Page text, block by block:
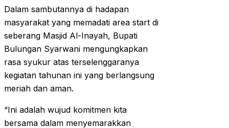
Dalam sambutannya di hadapan
masyarakat yang memadati area start di
seberang Masjid Al-Inayah, Bupati
Bulungan Syarwani mengungkapkan
rasa syukur atas terselenggaranya
kegiatan tahunan ini yang berlangsung
meriah dan aman.
“Ini adalah wujud komitmen kita
bersama dalam menyemarakkan